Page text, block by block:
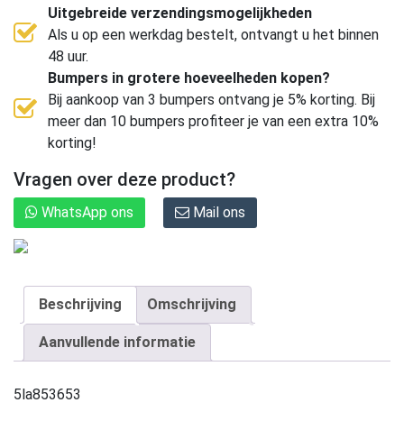
Uitgebreide verzendingsmogelijkheden
Als u op een werkdag bestelt, ontvangt u het binnen
48 uur.
Bumpers in grotere hoeveelheden kopen?
Bij aankoop van 3 bumpers ontvang je 5% korting. Bij
meer dan 10 bumpers profiteer je van een extra 10%
korting!
Vragen over deze product?
WhatsApp ons Mail ons
Beschrijving Omschrijving
Aanvullende informatie
5la853653